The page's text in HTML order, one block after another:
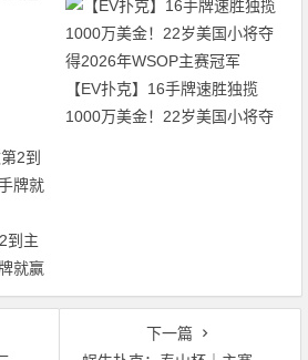
【EV扑克】16手牌速胜独揽
1000万美金！22岁美国小将夺
到主
就赢
下一篇